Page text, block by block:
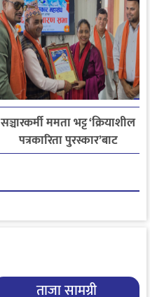
सञ्चारकर्मी ममता भट्ट ‘क्रियाशील
पत्रकारिता पुरस्कार’बाट
सम्मानित
ताजा सामग्री